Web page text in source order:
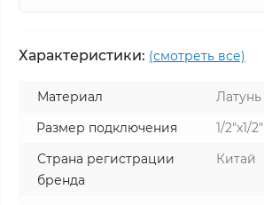
Характеристики: (смотреть все)
Материал
Латунь
Размер подключения
1/2"x1/2"
Страна регистрации
бренда
Китай